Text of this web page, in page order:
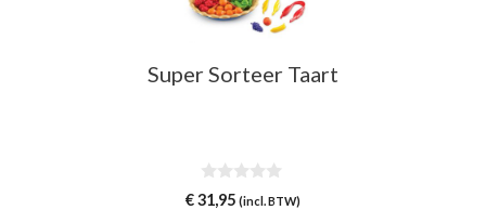
Super Sorteer Taart
0
v
€31,95 (incl. BTW)